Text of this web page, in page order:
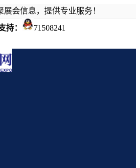
会信息，提供专业服务！
持：
71508241